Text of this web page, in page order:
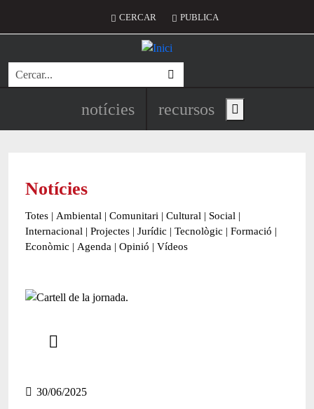
Menú del compte d'usuari
CERCAR PUBLICA
Cerca
Navegació principal de
notícies recursos Show main menu
Notícies
Totes | Ambiental | Comunitari | Cultural | Social |
Internacional | Projectes | Jurídic | Tecnològic | Formació |
Econòmic | Agenda | Opinió | Vídeos
30/06/2025